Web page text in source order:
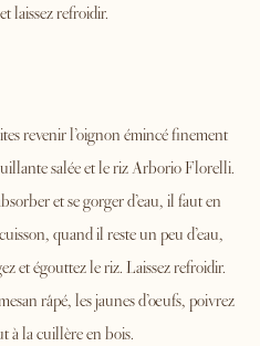
laissez refroidir.
revenir l’oignon émincé finement
salée et le riz Arborio Florelli.
et se gorger d’eau, il faut en
quand il reste un peu d’eau,
et égouttez le riz. Laissez refroidir.
râpé, les jaunes d’œufs, poivrez
à la cuillère en bois.